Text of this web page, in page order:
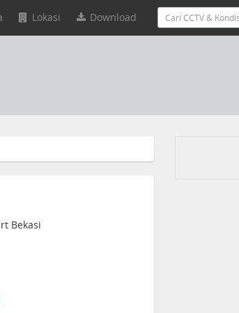
Lokasi Download
Bekasi